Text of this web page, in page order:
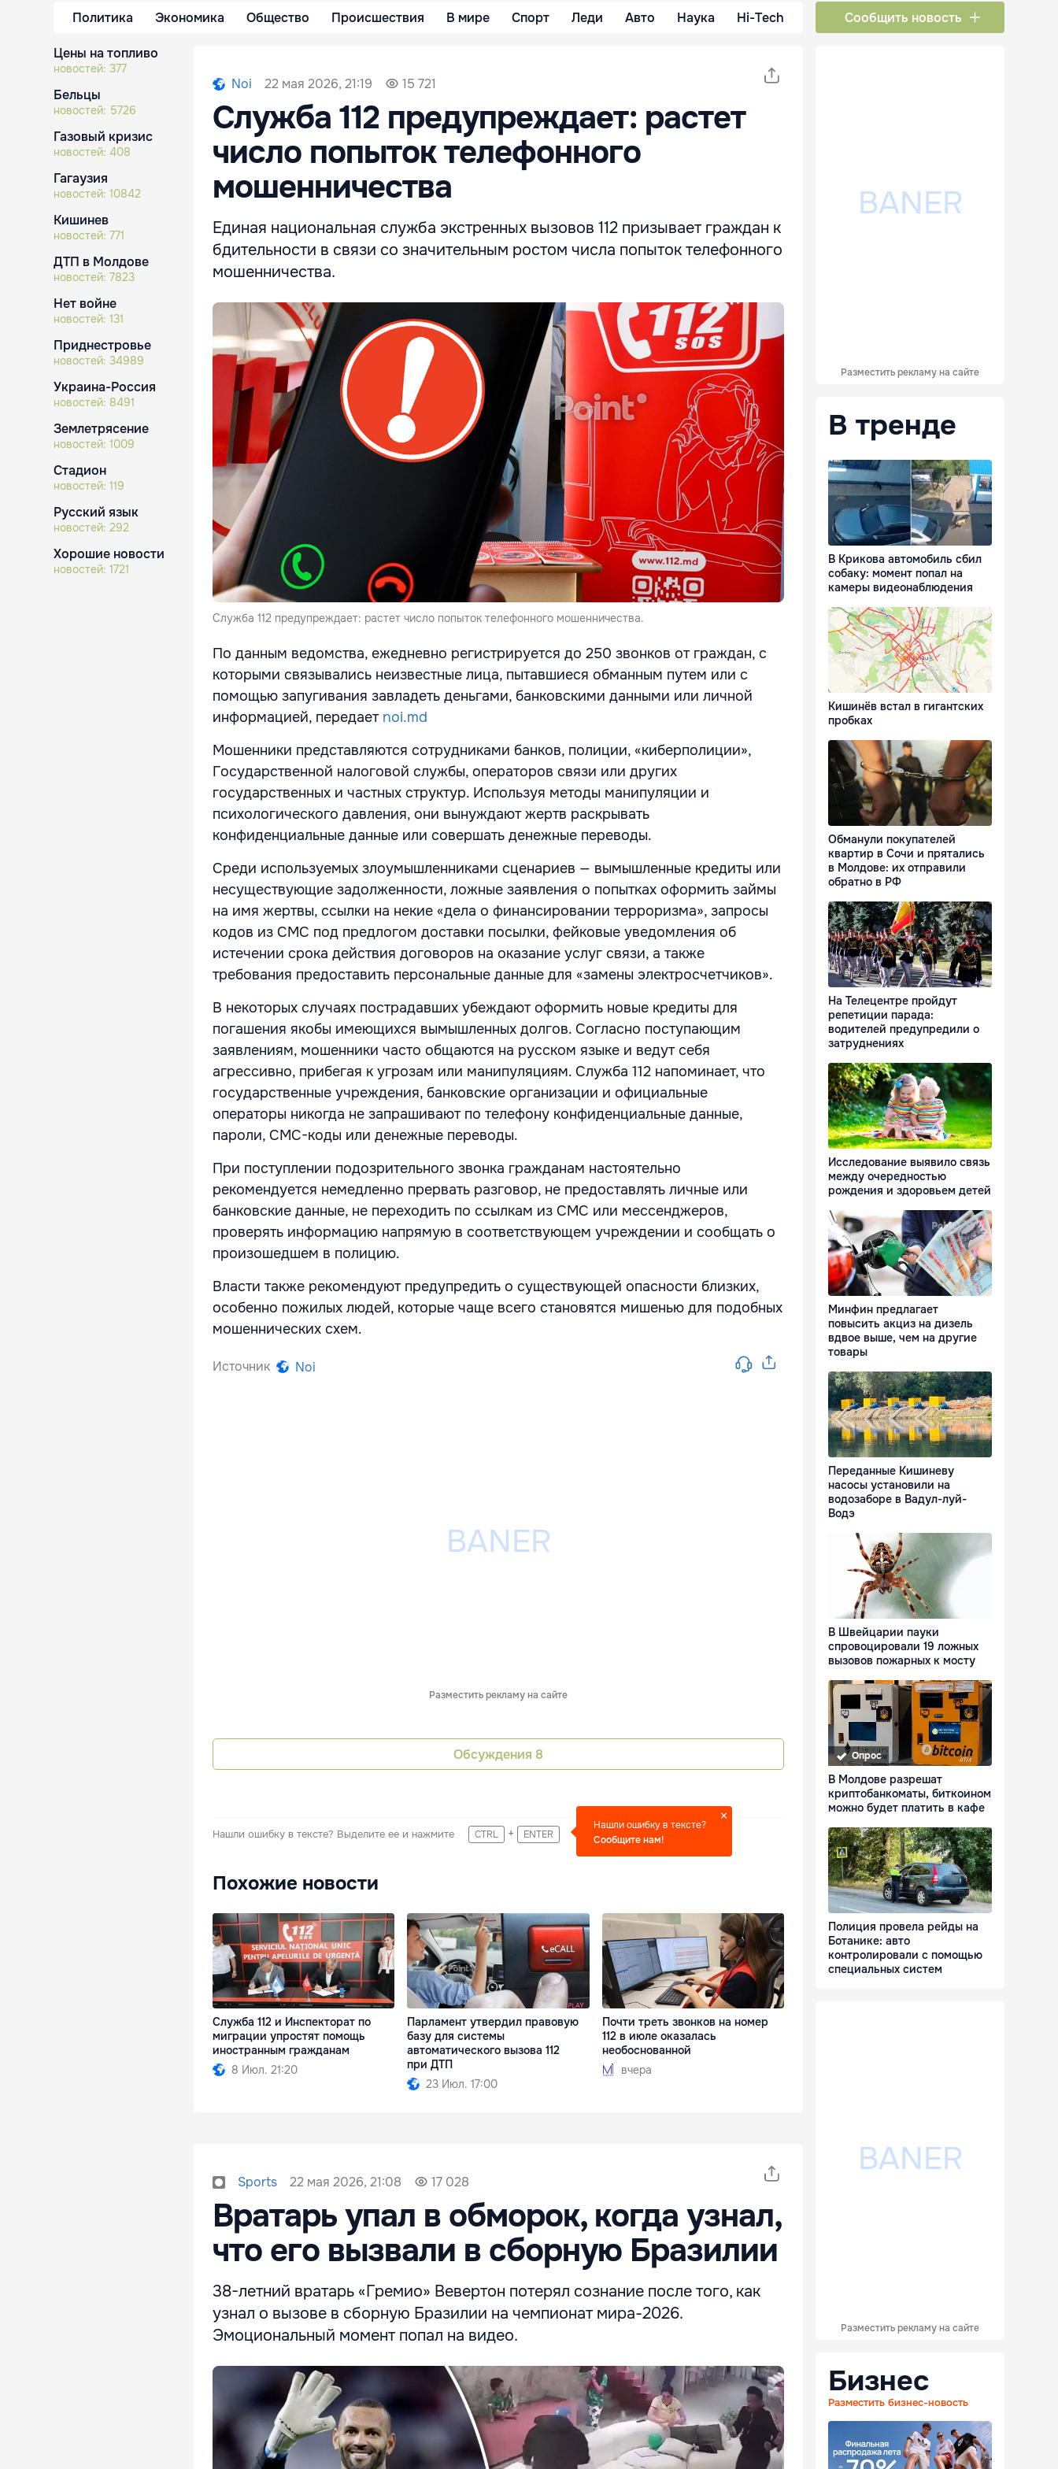
Политика Экономика Общество Происшествия В мире Спорт Леди Авто Наука Hi-Tech Сообщить новость
Цены на топливо
новостей: 377
Бельцы
новостей: 5726
Газовый кризис
новостей: 408
Гагаузия
новостей: 10842
Кишинев
новостей: 771
ДТП в Молдове
новостей: 7823
Нет войне
новостей: 131
Приднестровье
новостей: 34989
Украина-Россия
новостей: 8491
Землетрясение
новостей: 1009
Стадион
новостей: 119
Русский язык
новостей: 292
Хорошие новости
новостей: 1721
Noi 22 мая 2026, 21:19 15 721
Служба 112 предупреждает: растет
число попыток телефонного
мошенничества
Единая национальная служба экстренных вызовов 112 призывает граждан к
бдительности в связи со значительным ростом числа попыток телефонного
мошенничества.
Служба 112 предупреждает: растет число попыток телефонного мошенничества.
По данным ведомства, ежедневно регистрируется до 250 звонков от граждан, с
которыми связывались неизвестные лица, пытавшиеся обманным путем или с
помощью запугивания завладеть деньгами, банковскими данными или личной
информацией, передает noi.md
Мошенники представляются сотрудниками банков, полиции, «киберполиции»,
Государственной налоговой службы, операторов связи или других
государственных и частных структур. Используя методы манипуляции и
психологического давления, они вынуждают жертв раскрывать
конфиденциальные данные или совершать денежные переводы.
Среди используемых злоумышленниками сценариев — вымышленные кредиты или
несуществующие задолженности, ложные заявления о попытках оформить займы
на имя жертвы, ссылки на некие «дела о финансировании терроризма», запросы
кодов из СМС под предлогом доставки посылки, фейковые уведомления об
истечении срока действия договоров на оказание услуг связи, а также
требования предоставить персональные данные для «замены электросчетчиков».
В некоторых случаях пострадавших убеждают оформить новые кредиты для
погашения якобы имеющихся вымышленных долгов. Согласно поступающим
заявлениям, мошенники часто общаются на русском языке и ведут себя
агрессивно, прибегая к угрозам или манипуляциям. Служба 112 напоминает, что
государственные учреждения, банковские организации и официальные
операторы никогда не запрашивают по телефону конфиденциальные данные,
пароли, СМС-коды или денежные переводы.
При поступлении подозрительного звонка гражданам настоятельно
рекомендуется немедленно прервать разговор, не предоставлять личные или
банковские данные, не переходить по ссылкам из СМС или мессенджеров,
проверять информацию напрямую в соответствующем учреждении и сообщать о
произошедшем в полицию.
Власти также рекомендуют предупредить о существующей опасности близких,
особенно пожилых людей, которые чаще всего становятся мишенью для подобных
мошеннических схем.
Источник Noi
Разместить рекламу на сайте
Обсуждения 8
Нашли ошибку в тексте? Выделите ее и нажмите CTRL + ENTER
Нашли ошибку в тексте?
Сообщите нам!
Похожие новости
Служба 112 и Инспекторат по
миграции упростят помощь
иностранным гражданам
8 Июл. 21:20
Парламент утвердил правовую
базу для системы
автоматического вызова 112
при ДТП
23 Июл. 17:00
Почти треть звонков на номер
112 в июле оказалась
необоснованной
вчера
Sports 22 мая 2026, 21:08 17 028
Вратарь упал в обморок, когда узнал,
что его вызвали в сборную Бразилии
38-летний вратарь «Гремио» Вевертон потерял сознание после того, как
узнал о вызове в сборную Бразилии на чемпионат мира-2026.
Эмоциональный момент попал на видео.
Разместить рекламу на сайте
В тренде
В Крикова автомобиль сбил
собаку: момент попал на
камеры видеонаблюдения
Кишинёв встал в гигантских
пробках
Обманули покупателей
квартир в Сочи и прятались
в Молдове: их отправили
обратно в РФ
На Телецентре пройдут
репетиции парада:
водителей предупредили о
затруднениях
Исследование выявило связь
между очередностью
рождения и здоровьем детей
Минфин предлагает
повысить акциз на дизель
вдвое выше, чем на другие
товары
Переданные Кишиневу
насосы установили на
водозаборе в Вадул-луй-
Водэ
В Швейцарии пауки
спровоцировали 19 ложных
вызовов пожарных к мосту
Опрос
В Молдове разрешат
криптобанкоматы, биткоином
можно будет платить в кафе
Полиция провела рейды на
Ботанике: авто
контролировали с помощью
специальных систем
Разместить рекламу на сайте
Бизнес
Разместить бизнес-новость